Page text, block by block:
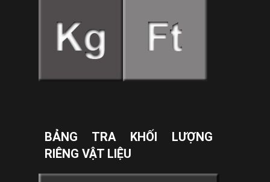
BẢNG TRA KHỐI LƯỢNG
RIÊNG VẬT LIỆU